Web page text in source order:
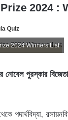
2024 :
Quiz
2024 Winners List
নোবেল পুরস্কার
পদার্থবিদ্যা,